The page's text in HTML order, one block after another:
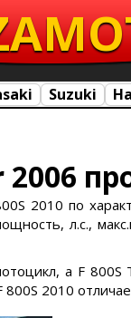
Suzuki
2010 по
л.с.,
а F
2010